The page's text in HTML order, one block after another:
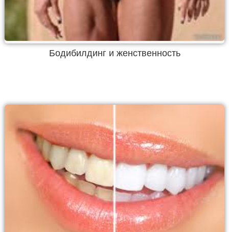
Бодибилдинг и женственность